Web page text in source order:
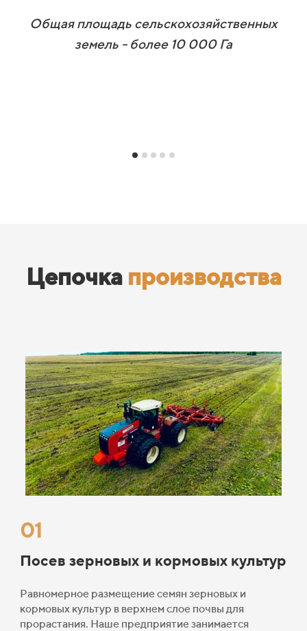
Общая площадь сельскохозяйственных
земель - более 10 000 Га
Цепочка производства
01
Посев зерновых и кормовых культур
Равномерное размещение семян зерновых и
кормовых культур в верхнем слое почвы для
прорастания. Наше предприятие занимается